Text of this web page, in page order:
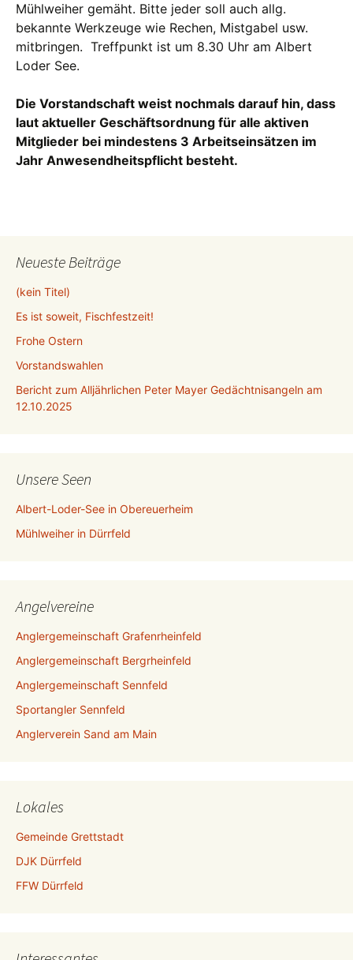
Mühlweiher gemäht. Bitte jeder soll auch allg.
bekannte Werkzeuge wie Rechen, Mistgabel usw.
mitbringen. Treffpunkt ist um 8.30 Uhr am Albert
Loder See.
Die Vorstandschaft weist nochmals darauf hin, dass
laut aktueller Geschäftsordnung für alle aktiven
Mitglieder bei mindestens 3 Arbeitseinsätzen im
Jahr Anwesendheitspflicht besteht.
Neueste Beiträge
(kein Titel)
Es ist soweit, Fischfestzeit!
Frohe Ostern
Vorstandswahlen
Bericht zum Alljährlichen Peter Mayer Gedächtnisangeln am
12.10.2025
Unsere Seen
Albert-Loder-See in Obereuerheim
Mühlweiher in Dürrfeld
Angelvereine
Anglergemeinschaft Grafenrheinfeld
Anglergemeinschaft Bergrheinfeld
Anglergemeinschaft Sennfeld
Sportangler Sennfeld
Anglerverein Sand am Main
Lokales
Gemeinde Grettstadt
DJK Dürrfeld
FFW Dürrfeld